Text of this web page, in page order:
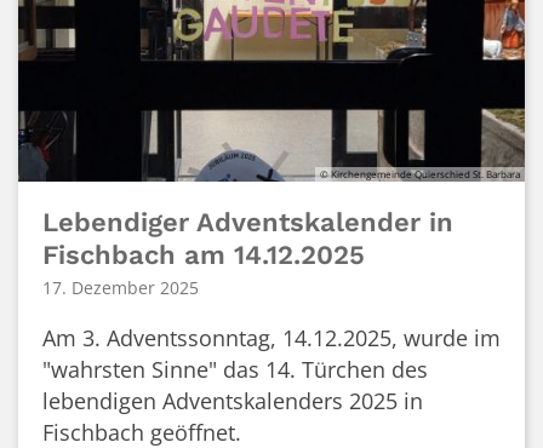
© Kirchengemeinde Quierschied St. Barbara
Lebendiger Adventskalender in
Fischbach am 14.12.2025
17. Dezember 2025
Am 3. Adventssonntag, 14.12.2025, wurde im
"wahrsten Sinne" das 14. Türchen des
lebendigen Adventskalenders 2025 in
Fischbach geöffnet.